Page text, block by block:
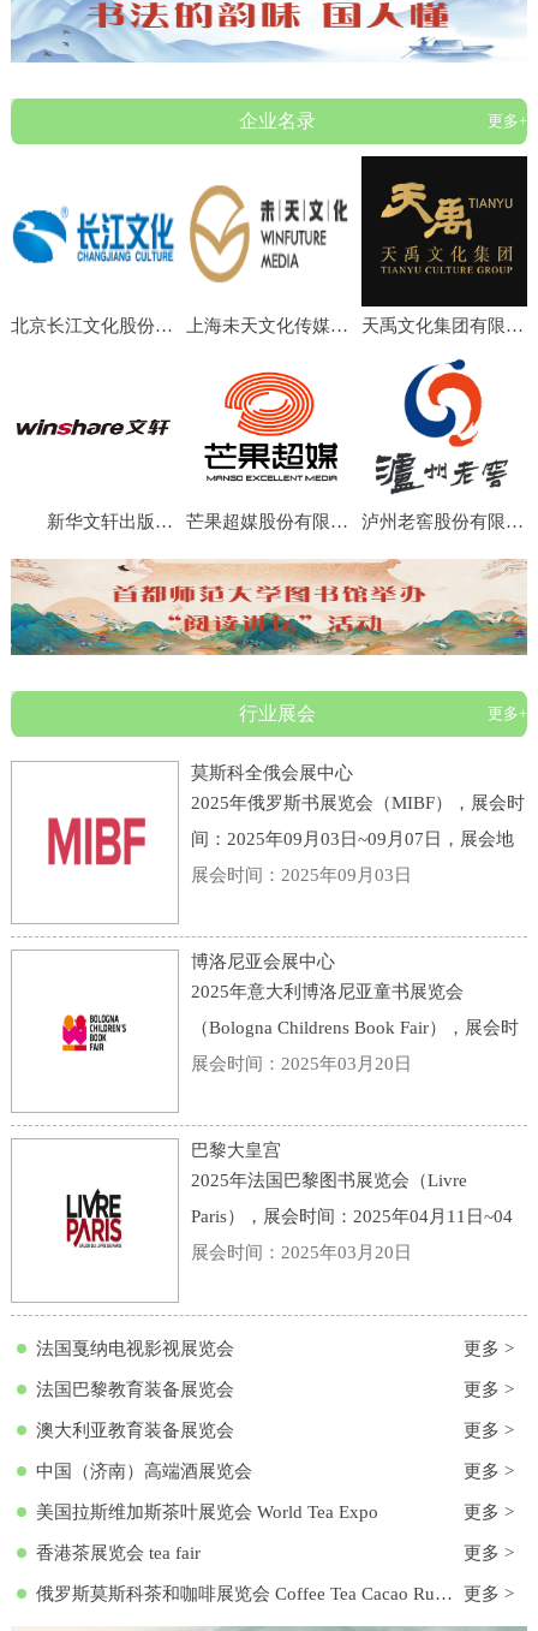
企业名录 更多+
北京长江文化股份有限公司 上海未天文化传媒有限公司 天禹文化集团有限公司
新华文轩出版传媒股份有限公司 芒果超媒股份有限公司 泸州老窖股份有限公司
行业展会 更多+
莫斯科全俄会展中心
2025年俄罗斯书展览会（MIBF），展会时
间：2025年09月03日~09月07日，展会地
点：俄罗斯-莫斯科-119 Prospekt Mira,
LITERATURA PUBLI
展会时间：2025年09月03日
博洛尼亚会展中心
2025年意大利博洛尼亚童书展览会
（Bologna Childrens Book Fair），展会时
间：2025年03月31日~04月03日，展会地
中心
展会时间：2025年03月20日
巴黎大皇宫
2025年法国巴黎图书展览会（Livre
Paris），展会时间：2025年04月11日~04
月13日，展会地点：法国-巴黎-3 Avenue
期
展会时间：2025年03月20日
法国戛纳电视影视展览会 更多 >
法国巴黎教育装备展览会 更多 >
澳大利亚教育装备展览会 更多 >
中国（济南）高端酒展览会 更多 >
美国拉斯维加斯茶叶展览会 World Tea Expo 更多 >
香港茶展览会 tea fair 更多 >
俄罗斯莫斯科茶和咖啡展览会 Coffee Tea Cacao Russian Expo 更多 >